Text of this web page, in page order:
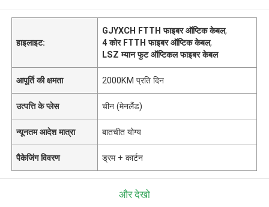
हाइलाइट:
GJYXCH FTTH फाइबर ऑप्टिक केबल,
4 कोर FTTH फाइबर ऑप्टिक केबल,
LSZ म्यान फुट ऑप्टिकल फाइबर केबल
आपूर्ति की क्षमता 2000KM प्रति दिन
उत्पत्ति के प्लेस चीन (मेनलैंड)
न्यूनतम आदेश मात्रा बातचीत योग्य
पैकेजिंग विवरण ड्रम + कार्टन
और देखो